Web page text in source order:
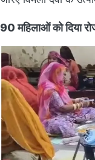
90 महिलाओं को दिया